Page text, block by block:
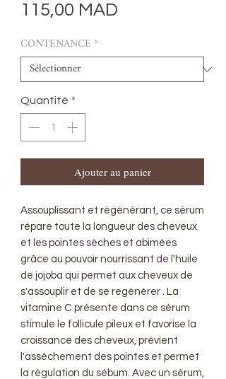
115,00 MAD
CONTENANCE*
Quantité *
Ajouter au panier
Assouplissant et régénérant, ce sérum
répare toute la longueur des cheveux
et les pointes sèches et abimées
grâce au pouvoir nourrissant de l'huile
de jojoba qui permet aux cheveux de
s'assouplir et de se regénérer . La
vitamine C présente dans ce sérum
stimule le follicule pileux et favorise la
croissance des cheveux, prévient
l'assèchement des pointes et permet
la régulation du sébum. Avec un sérum,